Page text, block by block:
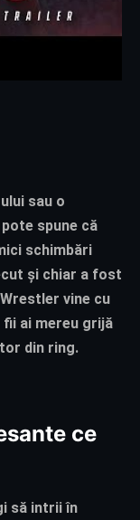
sau o
spune că
schimbări
și chiar a fost
vine cu
ai mereu grijă
din ring.
ce
să intrii în